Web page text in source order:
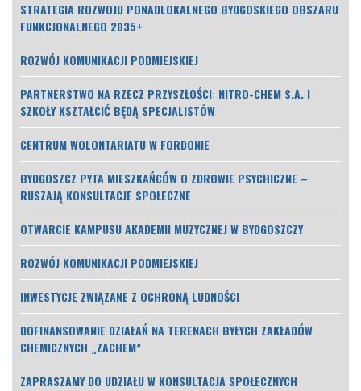
STRATEGIA ROZWOJU PONADLOKALNEGO BYDGOSKIEGO OBSZARU
FUNKCJONALNEGO 2035+
ROZWÓJ KOMUNIKACJI PODMIEJSKIEJ
PARTNERSTWO NA RZECZ PRZYSZŁOŚCI: NITRO-CHEM S.A. I
SZKOŁY KSZTAŁCIĆ BĘDĄ SPECJALISTÓW
CENTRUM WOLONTARIATU W FORDONIE
BYDGOSZCZ PYTA MIESZKAŃCÓW O ZDROWIE PSYCHICZNE –
RUSZAJĄ KONSULTACJE SPOŁECZNE
OTWARCIE KAMPUSU AKADEMII MUZYCZNEJ W BYDGOSZCZY
ROZWÓJ KOMUNIKACJI PODMIEJSKIEJ
INWESTYCJE ZWIĄZANE Z OCHRONĄ LUDNOŚCI
DOFINANSOWANIE DZIAŁAŃ NA TERENACH BYŁYCH ZAKŁADÓW
CHEMICZNYCH „ZACHEM”
ZAPRASZAMY DO UDZIAŁU W KONSULTACJA SPOŁECZNYCH